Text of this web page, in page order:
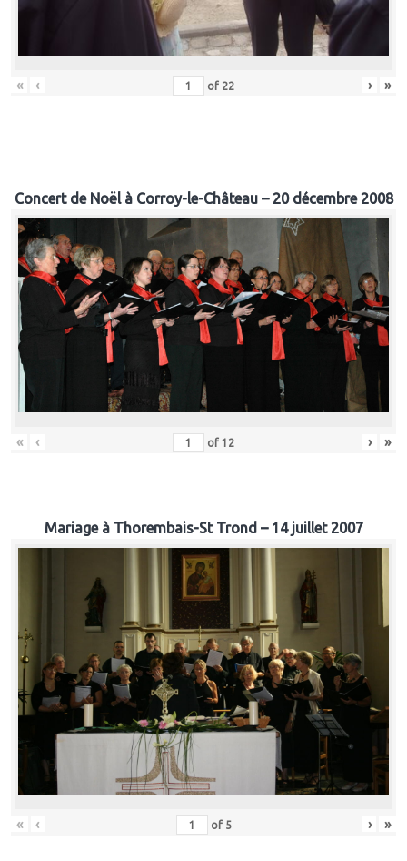
« ‹ of 22 › »
Concert de Noël à Corroy-le-Château – 20 décembre 2008
« ‹ of 12 › »
Mariage à Thorembais-St Trond – 14 juillet 2007
« ‹ of 5 › »